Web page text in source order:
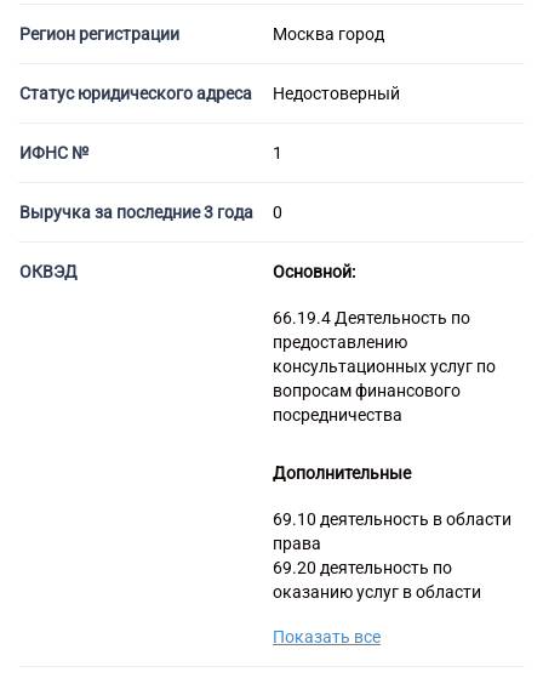
На УСН
Для тендера
С историей
Готовые фирмы по недвижимости
Регистрация НКО
Услуга банкротства
Банкротство компании
Процедура банкротства
Банкротство фирмы
Регион регистрации Москва город
Статус юридического адреса Недостоверный
ИФНС № 1
Выручка за последние 3 года 0
ОКВЭД Основной:
66.19.4 Деятельность по
предоставлению
консультационных услуг по
вопросам финансового
посредничества
Дополнительные
69.10 деятельность в области
права
69.20 деятельность по
оказанию услуг в области
проведению финансового
Показать все